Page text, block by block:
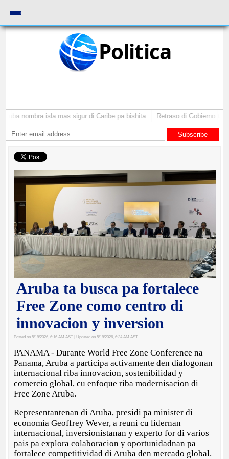
Politica
nombra isla mas sigur di Caribe pa bishita Retraso di Gobierno ta
Subscribe
Aruba ta busca pa fortalece
Free Zone como centro di
innovacion y inversion
Posted on 5/18/2026, 6:16 AM AST | Updated on 5/18/2026, 6:34 AM AST
PANAMA - Durante World Free Zone Conference na
Panama, Aruba a participa activamente den dialogonan
internacional riba innovacion, sostenibilidad y
comercio global, cu enfoque riba modernisacion di
Free Zone Aruba.
Representantenan di Aruba, presidi pa minister di
economia Geoffrey Wever, a reuni cu lidernan
internacional, inversionistanan y experto for di varios
pais pa explora colaboracion y oportunidadnan pa
fortalece competitividad di Aruba den mercado global.